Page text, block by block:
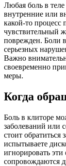
Любая боль в теле
внутренние или
какой-то процесс
чувствительный
поврежден. Боли в
серьезных
Важно
своевременно
меры.
Когда
Боль в клиторе
заболеваний или
стоит
испытываете
игнорировать
сопровождаются